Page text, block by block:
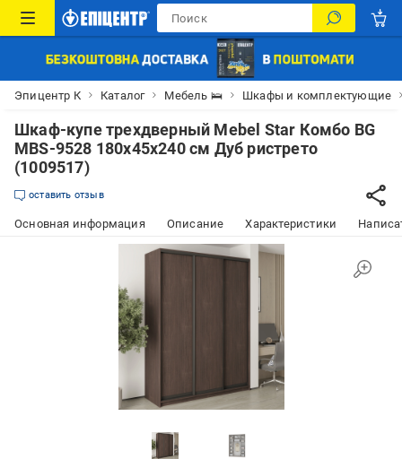
Эпицентр К Каталог Мебель 🛌 Шкафы и комплектующие
Шкаф-купе трехдверный Mebel Star Комбо BG
MBS-9528 180х45х240 см Дуб ристрето
(1009517)
оставить отзыв
Основная информация Описание Характеристики